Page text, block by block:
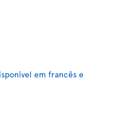
em francês e